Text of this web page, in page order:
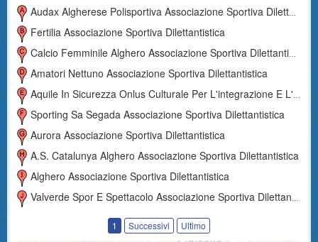
Audax Algherese Polisportiva Associazione Sportiva Dilettantistica
Fertilia Associazione Sportiva Dilettantistica
Calcio Femminile Alghero Associazione Sportiva Dilettantistica
Amatori Nettuno Associazione Sportiva Dilettantistica
Aquile In Sicurezza Onlus Culturale Per L'integrazione E L'inclusione Sociale Associazione Sportiva Dilettantistica
Sporting Sa Segada Associazione Sportiva Dilettantistica
Aurora Associazione Sportiva Dilettantistica
A.s. Catalunya Alghero Associazione Sportiva Dilettantistica
Alghero Associazione Sportiva Dilettantistica
Valverde Spor E Spettacolo Associazione Sportiva Dilettantistica
1 Successivi Ultimo